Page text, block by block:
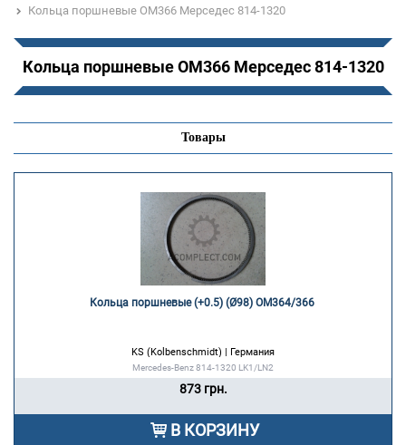
Кольца поршневые OM366 Мерседес 814-1320
Кольца поршневые OM366 Мерседес 814-1320
Товары
Кольца поршневые (+0.5) (Ø98) ОМ364/366
KS (Kolbenschmidt) | Германия
Mercedes-Benz 814-1320 LK1/LN2
873 грн.
В КОРЗИНУ